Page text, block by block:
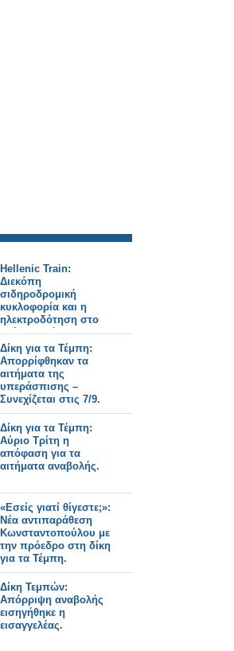
Hellenic Train:
Διεκόπη
σιδηροδρομική
κυκλοφορία και η
ηλεκτροδότηση στο
τμήμα Οινόη –
Χαλκίδα, εξαιτίας
πυρκαγιάς.
Δίκη για τα Τέμπη:
Απορρίφθηκαν τα
αιτήματα της
υπεράσπισης –
Συνεχίζεται στις 7/9.
Δίκη για τα Τέμπη:
Αύριο Τρίτη η
απόφαση για τα
αιτήματα αναβολής.
«Εσείς γιατί θίγεστε;»:
Νέα αντιπαράθεση
Κωνσταντοπούλου με
την πρόεδρο στη δίκη
για τα Τέμπη.
Δίκη Τεμπών:
Απόρριψη αναβολής
εισηγήθηκε η
εισαγγελέας.